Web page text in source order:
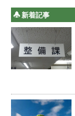
新着記事